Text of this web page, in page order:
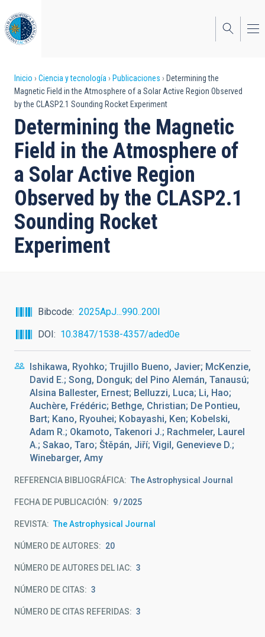
al
contenido
principal
Sobrescribir
enlaces
de
ayuda
a
la
navegación
Inicio Ciencia y tecnología Publicaciones
Determining the
Magnetic Field in the Atmosphere of a Solar Active Region Observed
by the CLASP2.1 Sounding Rocket Experiment
Determining the Magnetic
Field in the Atmosphere of
a Solar Active Region
Observed by the CLASP2.1
Sounding Rocket
Experiment
Bibcode
2025ApJ...990..200I
DOI
10.3847/1538-4357/aded0e
Ishikawa, Ryohko; Trujillo Bueno, Javier; McKenzie,
David E.; Song, Donguk; del Pino Alemán, Tanausú;
Alsina Ballester, Ernest; Belluzzi, Luca; Li, Hao;
Auchère, Frédéric; Bethge, Christian; De Pontieu,
Bart; Kano, Ryouhei; Kobayashi, Ken; Kobelski,
Adam R.; Okamoto, Takenori J.; Rachmeler, Laurel
A.; Sakao, Taro; Štěpán, Jiří; Vigil, Genevieve D.;
Winebarger, Amy
REFERENCIA BIBLIOGRÁFICA The Astrophysical Journal
FECHA DE PUBLICACIÓN: 9 2025
REVISTA The Astrophysical Journal
NÚMERO DE AUTORES 20
NÚMERO DE AUTORES DEL IAC 3
NÚMERO DE CITAS 3
NÚMERO DE CITAS REFERIDAS 3